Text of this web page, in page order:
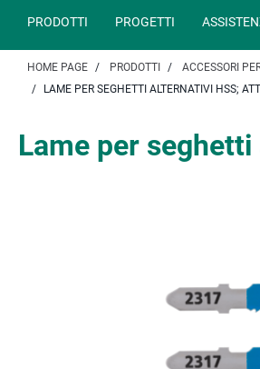
PRODOTTI PROGETTI
HOME PAGE PRODOTTI ACCESSORI
LAME PER SEGHETTI ALTERNATIVI HSS;
Lame per